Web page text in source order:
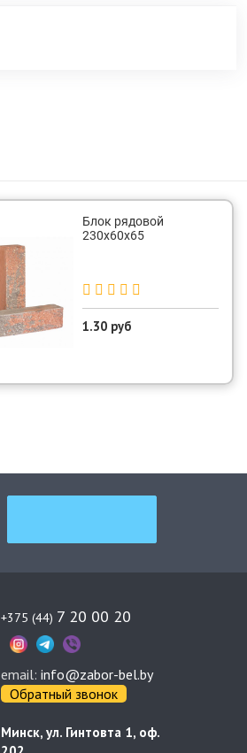
Блок рядовой
230х60х65
1.30 руб
+375 (44) 7 20 00 20
email: info@zabor-bel.by
Обратный звонок
Минск, ул. Гинтовта 1, оф.